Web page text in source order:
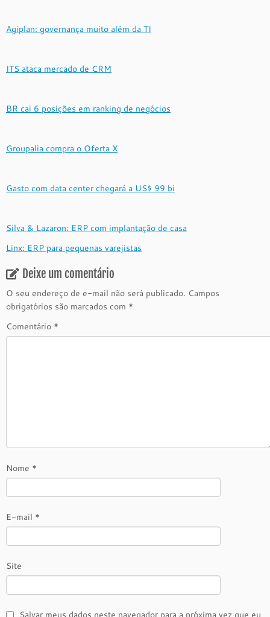
Agiplan: governança muito além da TI
ITS ataca mercado de CRM
BR cai 6 posições em ranking de negócios
Groupalia compra o Oferta X
Gasto com data center chegará a US$ 99 bi
Silva & Lazaron: ERP com implantação de casa
Linx: ERP para pequenas varejistas
Deixe um comentário
O seu endereço de e-mail não será publicado. Campos
obrigatórios são marcados com *
Comentário *
Nome *
E-mail *
Site
Salvar meus dados neste navegador para a próxima vez que eu